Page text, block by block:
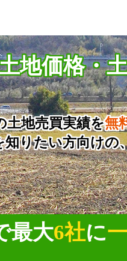
地価格・
土地売買実績を無
知りたい方向けの
最大6社に